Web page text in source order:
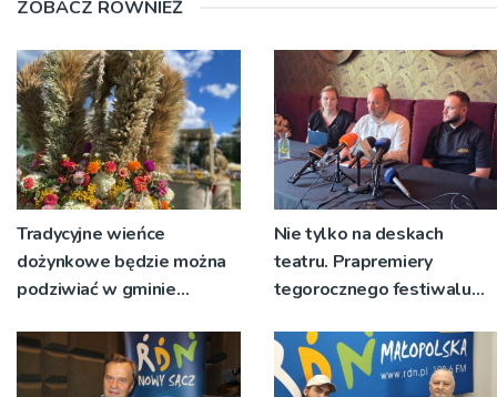
ZOBACZ RÓWNIEŻ
Tradycyjne wieńce
dożynkowe będzie można
podziwiać w gminie
Nie tylko na deskach
teatru. Prapremiery
tegorocznego festiwalu
niecodziennych
okolicznościach